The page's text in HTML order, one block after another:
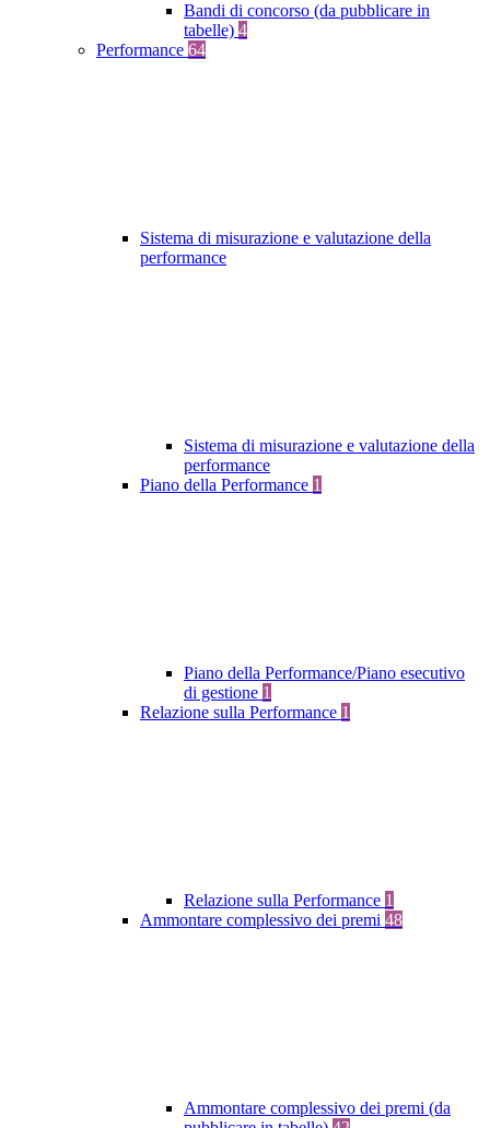
Bandi di concorso (da pubblicare in
tabelle) 4
Performance 64
Sistema di misurazione e valutazione della
performance
Sistema di misurazione e valutazione della
performance
Piano della Performance 1
Piano della Performance/Piano esecutivo
di gestione 1
Relazione sulla Performance 1
Relazione sulla Performance 1
Ammontare complessivo dei premi 48
Ammontare complessivo dei premi (da